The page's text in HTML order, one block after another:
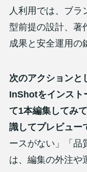
人利用では、ブ
型前提の設計、著
成果と安全運用の
次のアクションと
InShotをインスト
て1本編集してみ
識してプレビュー
ースがない」「品
は、編集の外注や